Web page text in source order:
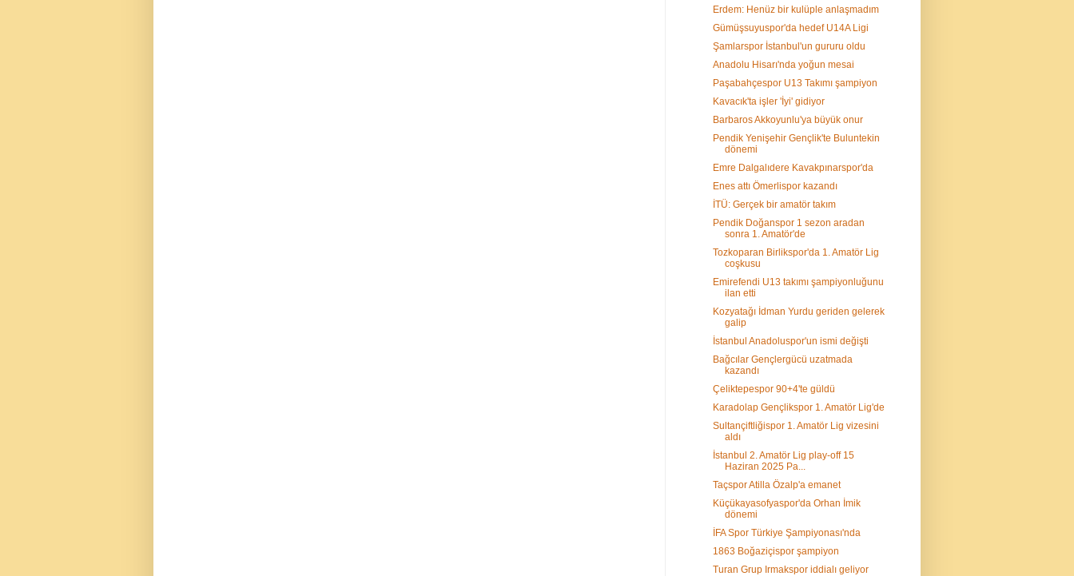
Erdem: Henüz bir kulüple anlaşmadım
Gümüşsuyuspor'da hedef U14A Ligi
Şamlarspor İstanbul'un gururu oldu
Anadolu Hisarı'nda yoğun mesai
Paşabahçespor U13 Takımı şampiyon
Kavacık'ta işler 'İyi' gidiyor
Barbaros Akkoyunlu'ya büyük onur
Pendik Yenişehir Gençlik'te Buluntekin
dönemi
Emre Dalgalıdere Kavakpınarspor'da
Enes attı Ömerlispor kazandı
İTÜ: Gerçek bir amatör takım
Pendik Doğanspor 1 sezon aradan
sonra 1. Amatör'de
Tozkoparan Birlikspor'da 1. Amatör Lig
coşkusu
Emirefendi U13 takımı şampiyonluğunu
ilan etti
Kozyatağı İdman Yurdu geriden gelerek
galip
İstanbul Anadoluspor'un ismi değişti
Bağcılar Gençlergücü uzatmada
kazandı
Çeliktepespor 90+4'te güldü
Karadolap Gençlikspor 1. Amatör Lig'de
Sultançiftliğispor 1. Amatör Lig vizesini
aldı
İstanbul 2. Amatör Lig play-off 15
Haziran 2025 Pa...
Taçspor Atilla Özalp'a emanet
Küçükayasofyaspor'da Orhan İmik
dönemi
İFA Spor Türkiye Şampiyonası'nda
1863 Boğaziçispor şampiyon
Turan Grup Irmakspor iddialı geliyor